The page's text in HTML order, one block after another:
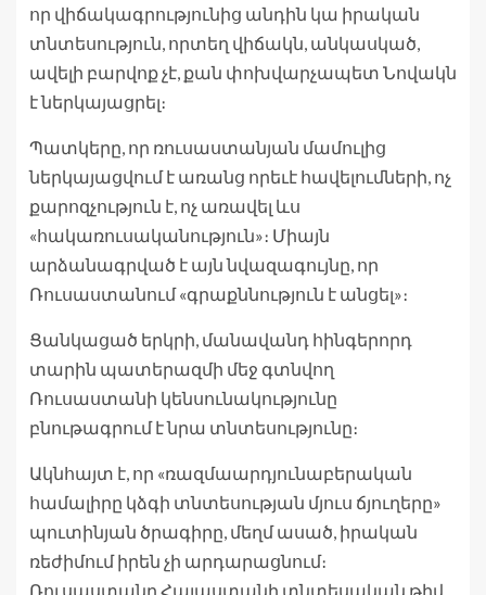
որ վիճակագրությունից անդին կա իրական
տնտեսություն, որտեղ վիճակն, անկասկած,
ավելի բարվոք չէ, քան փոխվարչապետ Նովակն
է ներկայացրել։
Պատկերը, որ ռուսաստանյան մամուլից
ներկայացվում է առանց որեւէ հավելումների, ոչ
քարոզչություն է, ոչ առավել ևս
«հակառուսականություն»։ Միայն
արձանագրված է այն նվազագույնը, որ
Ռուսաստանում «գրաքննություն է անցել»։
Ցանկացած երկրի, մանավանդ հինգերորդ
տարին պատերազմի մեջ գտնվող
Ռուսաստանի կենսունակությունը
բնութագրում է նրա տնտեսությունը։
Ակնհայտ է, որ «ռազմաարդյունաբերական
համալիրը կձգի տնտեսության մյուս ճյուղերը»
պուտինյան ծրագիրը, մեղմ ասած, իրական
ռեժիմում իրեն չի արդարացնում։
Ռուսաստանը Հայաստանի տնտեսական թիվ